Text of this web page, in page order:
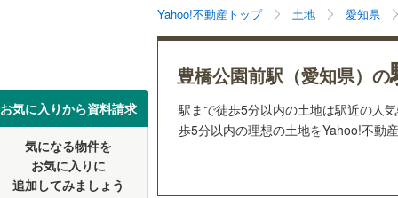
Yahoo!不動産トップ 土地 愛知県
お気に入りから資料請求
気になる物件を
お気に入りに
追加してみましょう
豊橋公園前駅（愛知県）の
駅まで徒歩5分以内の土地は駅近の人
歩5分以内の理想の土地をYahoo!不動
関東 東京
東海 愛知
石北本線
(
常磐線(20
高崎線(18
両毛線(7)
販売、価格
更地渡し
立地
オンライン